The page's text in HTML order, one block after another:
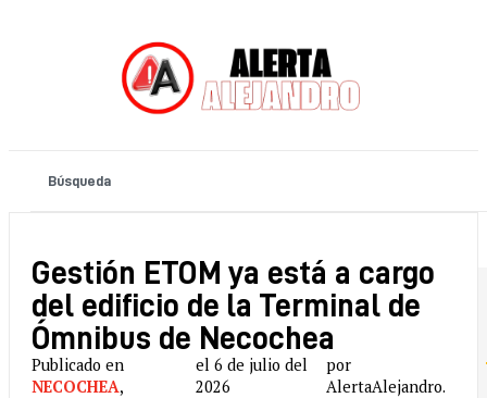
Gestión ETOM ya está a cargo
del edificio de la Terminal de
Ómnibus de Necochea
Publicado en
NECOCHEA,
el 6 de julio del
2026
por
AlertaAlejandro.